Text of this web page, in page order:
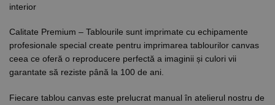
interior
Calitate Premium – Tablourile sunt imprimate cu echipamente
profesionale special create pentru imprimarea tablourilor canvas
ceea ce oferă o reproducere perfectă a imaginii și culori vii
garantate să reziste până la 100 de ani.
Fiecare tablou canvas este prelucrat manual în atelierul nostru de